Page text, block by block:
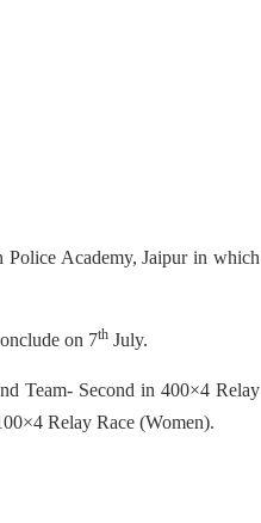
Police Academy, Jaipur in which
on 7th July.
Team- Second in 400×4 Relay
Relay Race (Women).